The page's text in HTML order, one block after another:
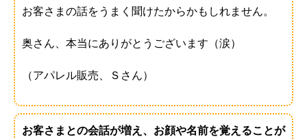
お客さまの話をうまく聞けたからかもしれません。
奥さん、本当にありがとうございます（涙）
（アパレル販売、Ｓさん）
お客さまとの会話が増え、お顔や名前を覚えることが